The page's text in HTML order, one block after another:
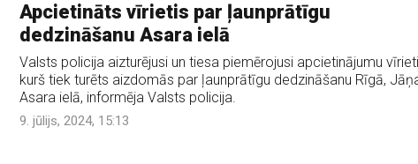
Apcietināts vīrietis par ļaunprātīgu
dedzināšanu Asara ielā
Valsts policija aizturējusi un tiesa piemērojusi apcietinājumu
kurš tiek turēts aizdomās par ļaunprātīgu dedzināšanu Rīgā,
Asara ielā, informēja Valsts policija.
9. jūlijs, 2024, 15:13